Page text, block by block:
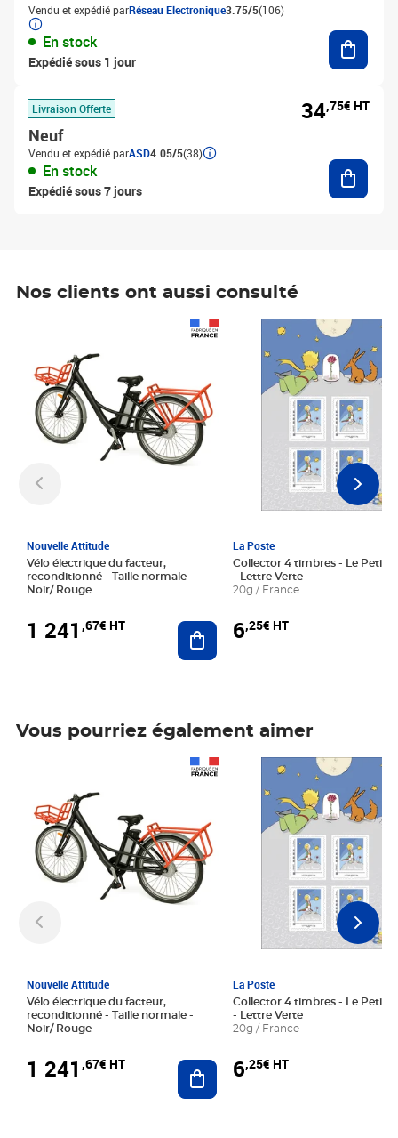
Vendu et expédié parRéseau Electronique3.75/5(106)
En stock
Expédié sous 1 jour
Livraison Offerte
Neuf
Vendu et expédié parASD4.05/5(38)
En stock
Expédié sous 7 jours
34,75€ HT
Nos clients ont aussi consulté
Nouvelle Attitude
Vélo électrique du facteur,
reconditionné - Taille normale -
Noir/ Rouge
1 241 ,67€ HT Ajouter au panier
La Poste
Collector 4 timbres - Le Petit
- Lettre Verte
20g / France
6,25€ HT
Prix 6,25€ HT
Vous pourriez également aimer
Nouvelle Attitude
Vélo électrique du facteur,
reconditionné - Taille normale -
Noir/ Rouge
1 241 ,67€ HT Ajouter au panier
La Poste
Collector 4 timbres - Le Petit
- Lettre Verte
20g / France
6,25€ HT
Prix 6,25€ HT